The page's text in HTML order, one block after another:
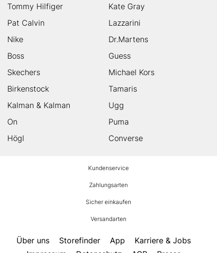
Tommy Hilfiger
Kate Gray
Pat Calvin
Lazzarini
Nike
Dr.Martens
Boss
Guess
Skechers
Michael Kors
Birkenstock
Tamaris
Kalman & Kalman
Ugg
On
Puma
Högl
Converse
Kundenservice
Zahlungsarten
Sicher einkaufen
Versandarten
Über uns Storefinder App
Karriere & Jobs